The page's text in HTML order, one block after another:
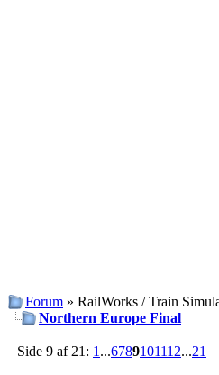
Forum » RailWorks / Train
Northern Europe Final
Side 9 af 21: 1 ...6789101112...21